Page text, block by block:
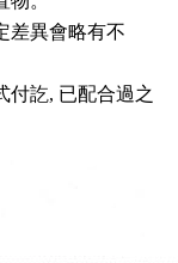
差異會略有不
付訖, 已配合過之